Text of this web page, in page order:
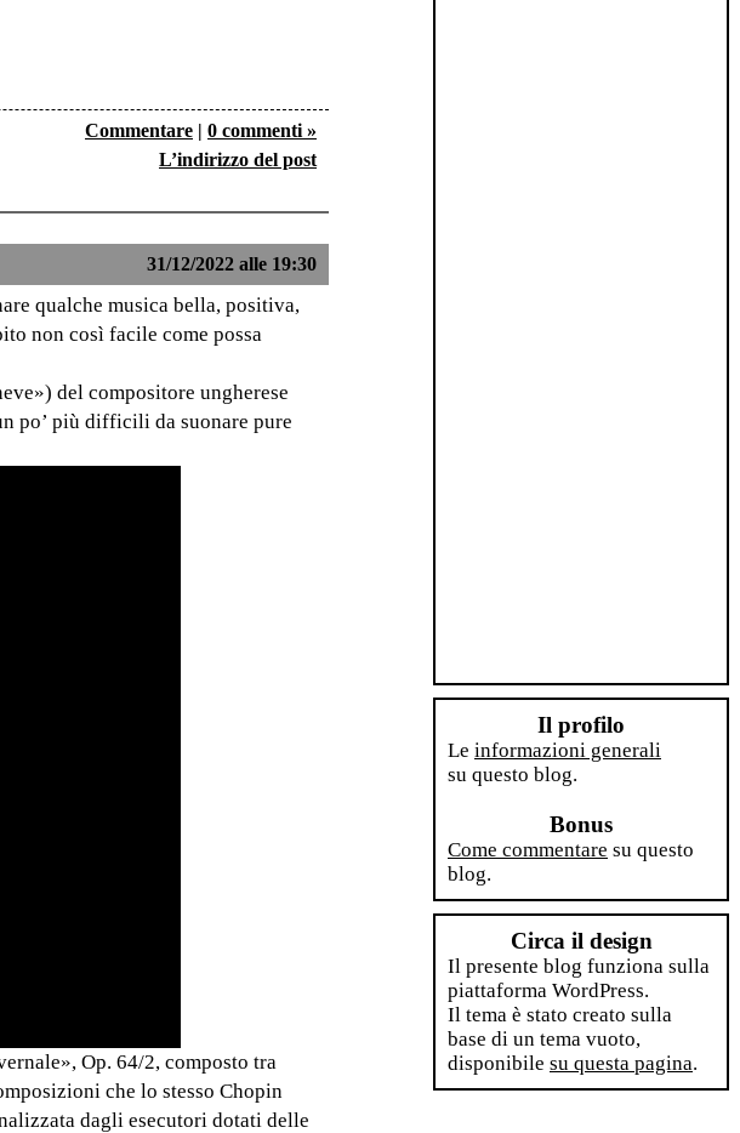
Commentare | 0 commenti »
L’indirizzo del post
31/12/2022 alle 19:30
qualche musica bella, positiva,
non così facile come possa
del compositore ungherese
po’ più difficili da suonare pure
Op. 64/2, composto tra
che lo stesso Chopin
dagli esecutori dotati delle
Il profilo
Le informazioni generali
su questo blog.
Bonus
Come commentare su questo
blog.
Circa il design
Il presente blog funziona sulla
piattaforma WordPress.
Il tema è stato creato sulla
base di un tema vuoto,
disponibile su questa pagina.